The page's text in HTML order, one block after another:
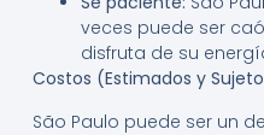
veces puede ser
disfruta de su
Costos (Estimados y
São Paulo puede ser un